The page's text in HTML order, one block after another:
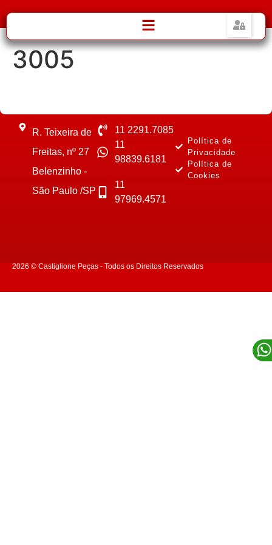
3005
R. Teixeira de
Freitas, nº 27
Belenzinho -
São Paulo /SP
11 2291.7085
11
98839.6181
11
97969.4571
Política de
Privacidade
Política de
Cookies
2026 © Castiglione Peças - Todos os Direitos Reservados